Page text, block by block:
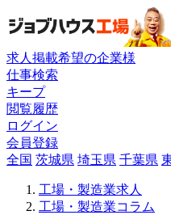
求人掲載希望の企業様
仕事検索
キープ
閲覧履歴
ログイン
会員登録
全国 茨城県 埼玉県 千葉県
工場・製造業求人
工場・製造業コラム